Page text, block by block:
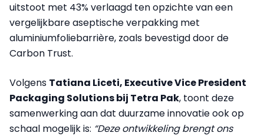
uitstoot met 43% verlaagd ten opzichte van een
vergelijkbare aseptische verpakking met
aluminiumfoliebarrière, zoals bevestigd door de
Carbon Trust.
Volgens Tatiana Liceti, Executive Vice President
Packaging Solutions bij Tetra Pak, toont deze
samenwerking aan dat duurzame innovatie ook op
schaal mogelijk is: “Deze ontwikkeling brengt ons